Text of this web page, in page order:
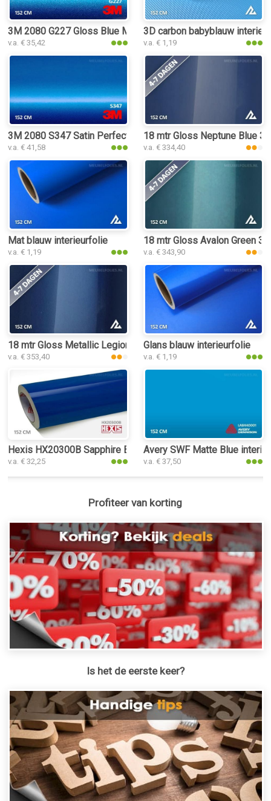
3M 2080 G227 Gloss Blue Metallic interieurfolie
v.a. € 35,42
3D carbon babyblauw
v.a. € 1,19
3M 2080 S347 Satin Perfect Blue interieurfolie
v.a. € 41,58
18 mtr Gloss Neptune Blue
v.a. € 334,40
Mat blauw interieurfolie
v.a. € 1,19
18 mtr Gloss Avalon Green
v.a. € 343,90
18 mtr Gloss Metallic Legion Blue 3072 interieurfolie
v.a. € 353,40
Glans blauw interieurfolie
v.a. € 1,19
Hexis HX20300B Sapphire Blue Gloss interieurfolie
v.a. € 32,25
Avery SWF Matte Blue
v.a. € 37,50
Profiteer van korting
Is het de eerste keer?